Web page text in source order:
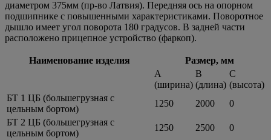
диаметром 375мм (пр-во Латвия). Передняя ось на опорном
подшипнике с повышенными характеристиками. Поворотное
дышло имеет угол поворота 180 градусов. В задней части
расположено прицепное устройство (фаркоп).
Наименование изделия
Размер, мм
A
(ширина)
В
(длина)
С
(высота)
БТ 1 ЦБ (большегрузная с
цельным бортом)
1250 2000
0
БТ 2 ЦБ (большегрузная с
цельным бортом)
1250 2500
0